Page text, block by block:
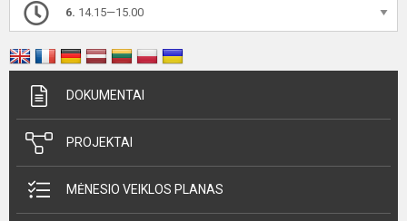
6. 14.15—15.00
DOKUMENTAI
PROJEKTAI
MĖNESIO VEIKLOS PLANAS